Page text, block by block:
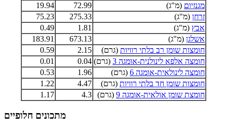
מגנזיום (מ"ג) 72.99
19.94
זרחן (מ"ג) 275.33
75.23
אבץ (מ"ג) 1.81
0.49
אשלגן (מ"ג) 673.13
183.91
חומצות שומן רב בלתי רוויות (גרם) 2.15
0.59
חומצה אלפא לינולנית-אומגה 3
(גרם) 0.04
0.01
חומצה לינולאית-אומגה 6
(גרם) 1.96
0.53
חומצות שומן חד בלתי רוויות (גרם) 4.47
1.22
חומצת שומן אולאית-אומגה 9
(גרם) 4.3
1.17
מתכונים חלופיים